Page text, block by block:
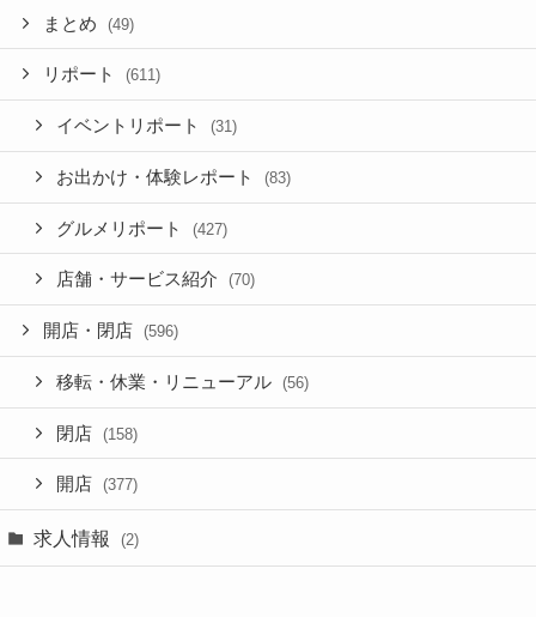
まとめ (49)
リポート (611)
イベントリポート (31)
お出かけ・体験レポート (83)
グルメリポート (427)
店舗・サービス紹介 (70)
開店・閉店 (596)
移転・休業・リニューアル (56)
閉店 (158)
開店 (377)
求人情報 (2)